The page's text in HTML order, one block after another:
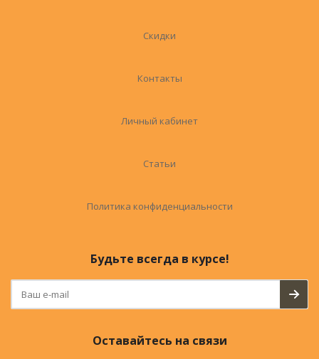
Скидки
Контакты
Личный кабинет
Статьи
Политика конфиденциальности
Будьте всегда в курсе!
Оставайтесь на связи